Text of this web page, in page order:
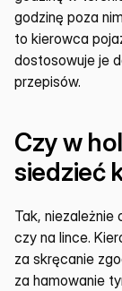
godzinę poza
to kierowca
dostosowuje je
przepisów.
Czy w
siedzieć
Tak, niezależnie
czy na lince.
za skręcanie
za hamowanie